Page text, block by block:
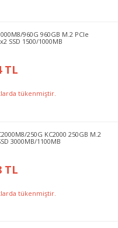
960G 960GB M.2 PCIe
SSD 1500/1000MB
TL
tükenmiştir.
250G KC2000 250GB M.2
3000MB/1100MB
TL
tükenmiştir.